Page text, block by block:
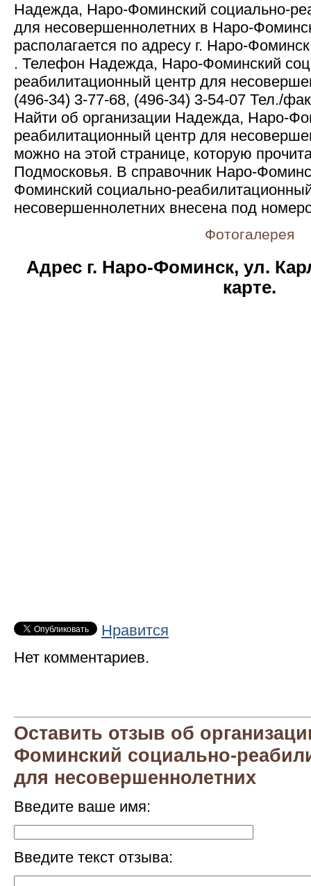
Надежда, Наро-Фоминский социально-
для несовершеннолетних в Наро-
располагается по адресу г. Наро-
. Телефон Надежда, Наро-Фоминский
реабилитационный центр для
(496-34) 3-77-68, (496-34) 3-54-07 Тел./
Найти об организации Надежда, Наро-
реабилитационный центр для
можно на этой странице, которую
Подмосковья. В справочник Наро-
Фоминский социально-
несовершеннолетних внесена под
Фотогалерея
Адрес г. Наро-Фоминск, ул.
карте.
Нравится
Нет комментариев.
Оставить отзыв об
Фоминский социально-
для несовершеннолетних
Введите ваше имя:
Введите текст отзыва: